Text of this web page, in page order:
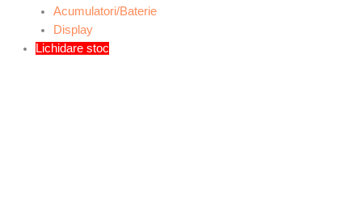
Acumulatori/Baterie
Display
Lichidare stoc